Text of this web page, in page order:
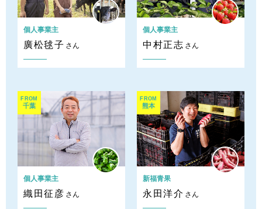
個人事業主
廣松毬子 さん
個人事業主
中村正志 さん
FROM
千葉
個人事業主
織田征彦 さん
FROM
熊本
新福青果
永田洋介 さん